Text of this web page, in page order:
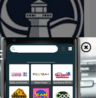
Predicaciones Cristianas